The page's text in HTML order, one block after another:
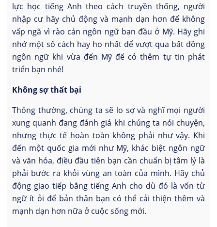
lực học tiếng Anh theo cách truyền thống, người
nhập cư hãy chủ động và mạnh dạn hơn để không
vấp ngã vì rào cản ngôn ngữ ban đầu ở Mỹ. Hãy ghi
nhớ một số cách hay ho nhất để vượt qua bất đồng
ngôn ngữ khi vừa đến Mỹ để có thêm tự tin phát
triển bạn nhé!
Không sợ thất bại
Thông thường, chúng ta sẽ lo sợ và nghĩ mọi người
xung quanh đang đánh giá khi chúng ta nói chuyện,
nhưng thực tế hoàn toàn không phải như vậy. Khi
đến một quốc gia mới như Mỹ, khác biệt ngôn ngữ
và văn hóa, điều đầu tiên bạn cần chuẩn bị tâm lý là
phải bước ra khỏi vùng an toàn của mình. Hãy chủ
động giao tiếp bằng tiếng Anh cho dù đó là vốn từ
ngữ ít ỏi để bản thân bạn có thể cải thiện thêm và
mạnh dạn hơn nữa ở cuộc sống mới.